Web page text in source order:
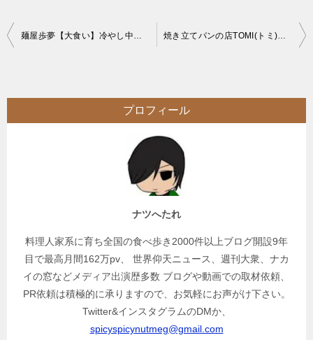
投
ビ
ゲ
麺屋歩夢【大食い】冷やし中華祭り麺増し4.5kgの愛情盛りに大悶絶【デカ盛り】 焼き立てパンの店TOMI(トミ)【大食い】早食いチャレンジメニューデカ盛りハンバーガー5分と巨大パン
プロフィール
ナツへたれ
料理人家系に育ち全国の食べ歩き2000件以上ブログ開設9年
目で最高月間162万pv、 世界仰天ニュース、週刊大衆、ナカ
イの窓などメディア出演歴多数 ブログや動画での取材依頼、
PR依頼は積極的に承りますので、お気軽にお声がけ下さい。
Twitter&インスタグラムのDMか、
spicyspicynutmeg@gmail.com